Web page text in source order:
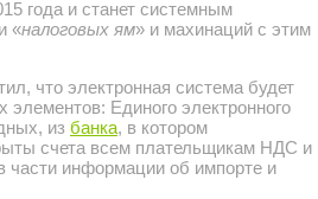
года и станет системным
«налоговых ям» и махинаций с этим
что электронная система будет
элементов: Единого электронного
из банка, в котором
счета всем плательщикам НДС и
части информации об импорте и